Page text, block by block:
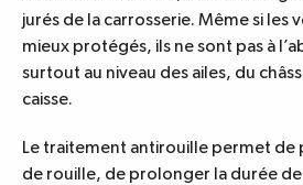
jurés de la carrosserie. Même si les
mieux protégés, ils ne sont pas à
surtout au niveau des ailes, du
caisse.
Le traitement antirouille permet de
de rouille, de prolonger la durée